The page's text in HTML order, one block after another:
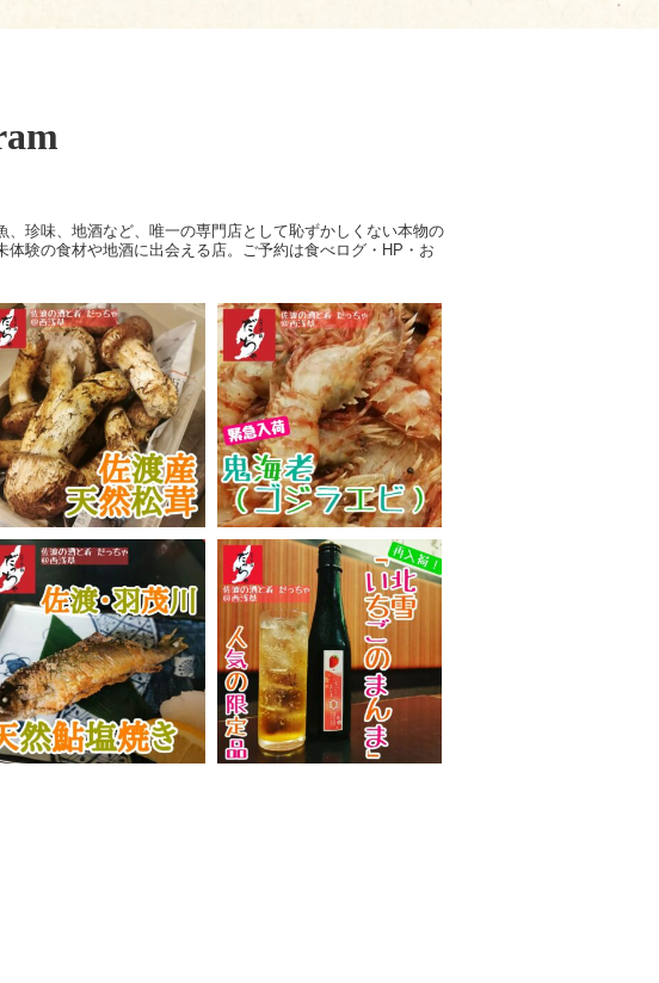
、珍味、地酒など、唯一の専門店として恥ずかしくない本物の
験の食材や地酒に出会える店。ご予約は食べログ・HP・お